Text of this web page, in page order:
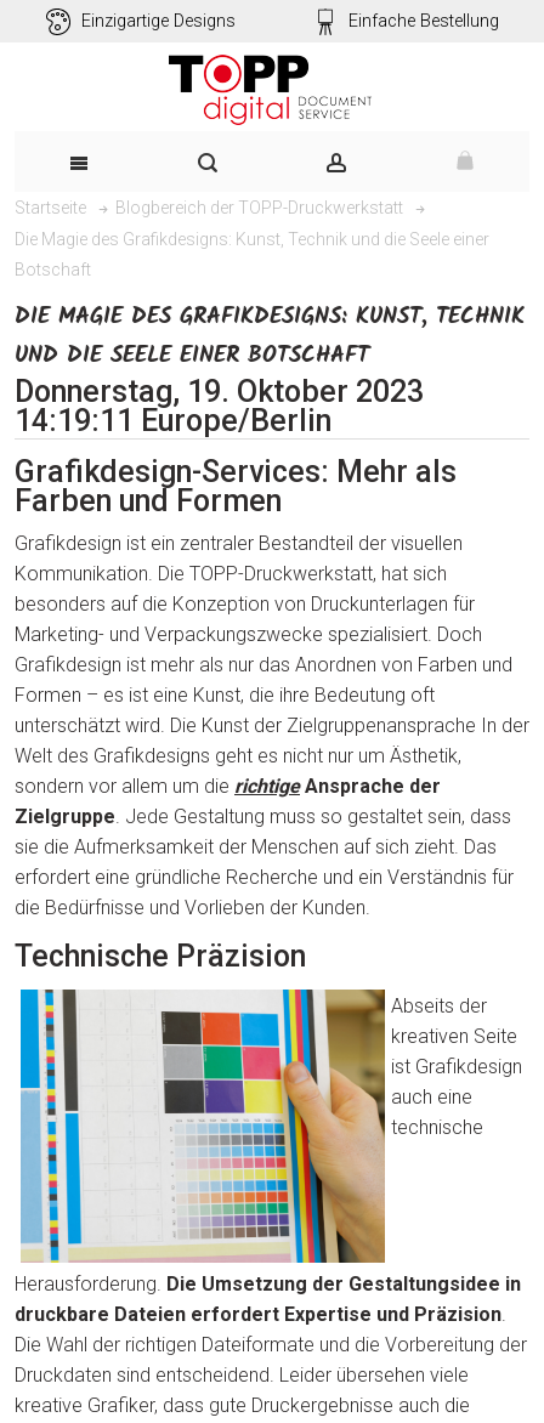
Einzigartige Designs Einfache Bestellung
Startseite
Blogbereich der TOPP-Druckwerkstatt
Die Magie des Grafikdesigns: Kunst, Technik und die Seele einer
Botschaft
DIE MAGIE DES GRAFIKDESIGNS: KUNST, TECHNIK
UND DIE SEELE EINER BOTSCHAFT
Donnerstag, 19. Oktober 2023
14:19:11 Europe/Berlin
Grafikdesign-Services: Mehr als
Farben und Formen
Grafikdesign ist ein zentraler Bestandteil der visuellen
Kommunikation. Die TOPP-Druckwerkstatt, hat sich
besonders auf die Konzeption von Druckunterlagen für
Marketing- und Verpackungszwecke spezialisiert. Doch
Grafikdesign ist mehr als nur das Anordnen von Farben und
Formen – es ist eine Kunst, die ihre Bedeutung oft
unterschätzt wird. Die Kunst der Zielgruppenansprache In der
Welt des Grafikdesigns geht es nicht nur um Ästhetik,
sondern vor allem um die richtige Ansprache der
Zielgruppe. Jede Gestaltung muss so gestaltet sein, dass
sie die Aufmerksamkeit der Menschen auf sich zieht. Das
erfordert eine gründliche Recherche und ein Verständnis für
die Bedürfnisse und Vorlieben der Kunden.
Technische Präzision
Abseits der
kreativen Seite
ist Grafikdesign
auch eine
technische
Herausforderung. Die Umsetzung der Gestaltungsidee in
druckbare Dateien erfordert Expertise und Präzision.
Die Wahl der richtigen Dateiformate und die Vorbereitung der
Druckdaten sind entscheidend. Leider übersehen viele
kreative Grafiker, dass gute Druckergebnisse auch die